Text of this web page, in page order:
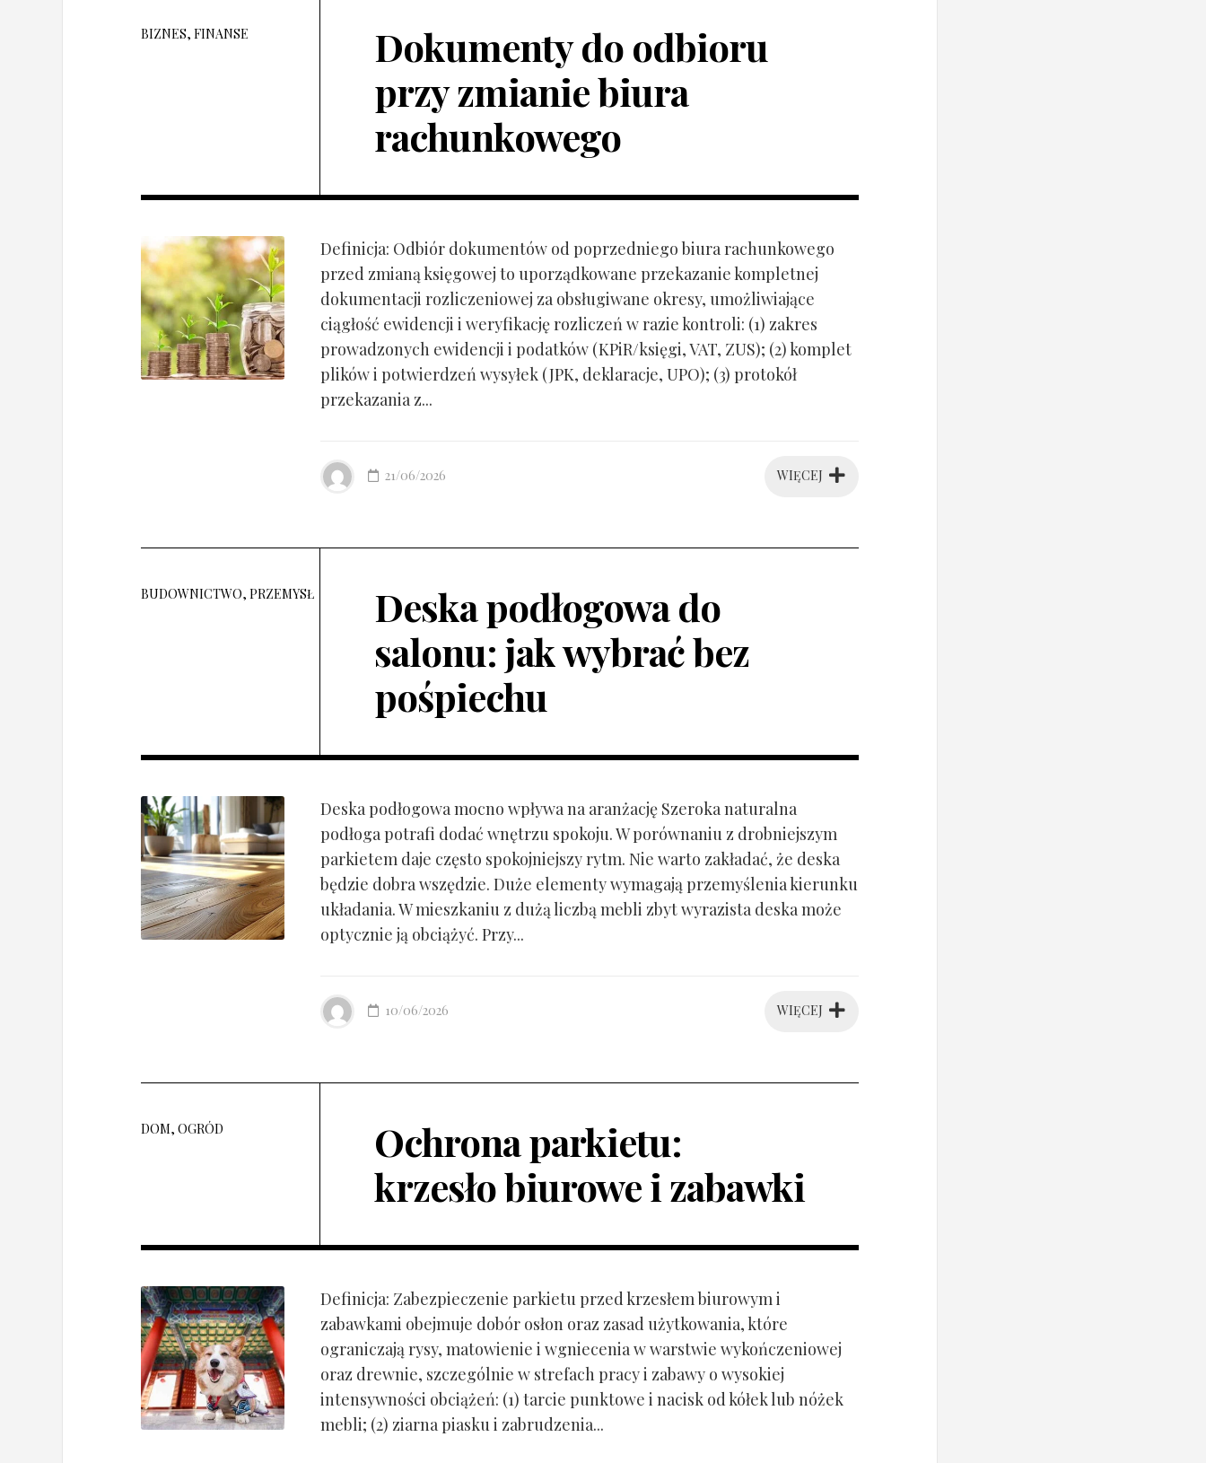
BIZNES, FINANSE
Dokumenty do odbioru
przy zmianie biura
rachunkowego
Definicja: Odbiór dokumentów od poprzedniego biura rachunkowego
przed zmianą księgowej to uporządkowane przekazanie kompletnej
dokumentacji rozliczeniowej za obsługiwane okresy, umożliwiające
ciągłość ewidencji i weryfikację rozliczeń w razie kontroli: (1) zakres
prowadzonych ewidencji i podatków (KPiR/księgi, VAT, ZUS); (2) komplet
plików i potwierdzeń wysyłek (JPK, deklaracje, UPO); (3) protokół
przekazania z...
WIĘCEJ
21/06/2026
BUDOWNICTWO, PRZEMYSŁ
Deska podłogowa do
salonu: jak wybrać bez
pośpiechu
Deska podłogowa mocno wpływa na aranżację Szeroka naturalna
podłoga potrafi dodać wnętrzu spokoju. W porównaniu z drobniejszym
parkietem daje często spokojniejszy rytm. Nie warto zakładać, że deska
będzie dobra wszędzie. Duże elementy wymagają przemyślenia kierunku
układania. W mieszkaniu z dużą liczbą mebli zbyt wyrazista deska może
optycznie ją obciążyć. Przy...
WIĘCEJ
10/06/2026
DOM, OGRÓD
Ochrona parkietu:
krzesło biurowe i zabawki
Definicja: Zabezpieczenie parkietu przed krzesłem biurowym i
zabawkami obejmuje dobór osłon oraz zasad użytkowania, które
ograniczają rysy, matowienie i wgniecenia w warstwie wykończeniowej
oraz drewnie, szczególnie w strefach pracy i zabawy o wysokiej
intensywności obciążeń: (1) tarcie punktowe i nacisk od kółek lub nóżek
mebli; (2) ziarna piasku i zabrudzenia...